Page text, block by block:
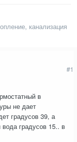
канализация
#1
в
не дает
градусов 39, а
градусов 15.. в